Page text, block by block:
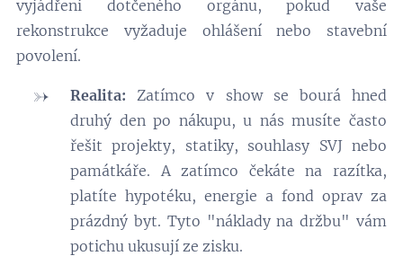
vyjádření dotčeného orgánu, pokud vaše
rekonstrukce vyžaduje ohlášení nebo stavební
povolení.
Realita: Zatímco v show se bourá hned
druhý den po nákupu, u nás musíte často
řešit projekty, statiky, souhlasy SVJ nebo
památkáře. A zatímco čekáte na razítka,
platíte hypotéku, energie a fond oprav za
prázdný byt. Tyto "náklady na držbu" vám
potichu ukusují ze zisku.